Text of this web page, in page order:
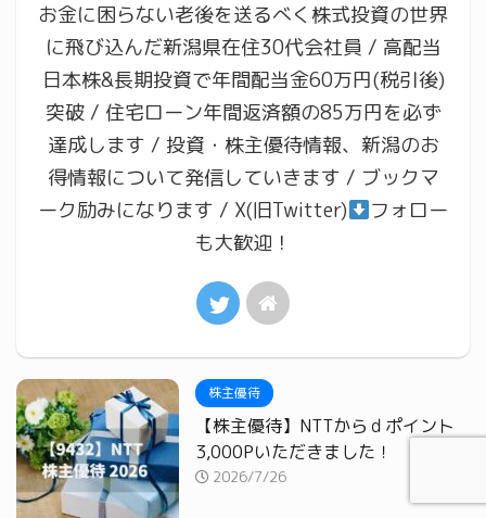
お金に困らない老後を送るべく株式投資の世界
に飛び込んだ新潟県在住30代会社員 / 高配当
日本株&長期投資で年間配当金60万円(税引後)
突破 / 住宅ローン年間返済額の85万円を必ず
達成します / 投資・株主優待情報、新潟のお
得情報について発信していきます / ブックマ
ーク励みになります / X(旧Twitter)
フォロー
も大歓迎！
株主優待
【株主優待】NTTからｄポイント
3,000Pいただきました！
2026/7/26